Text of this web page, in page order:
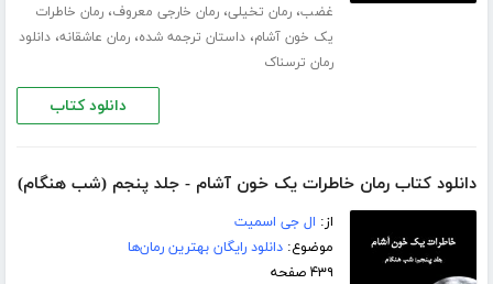
غضب،رمان تخیلی،رمان خارجی معروف،رمان خاطرات
یک خون آشام،داستان ترجمه شده،رمان عاشقانه،دانلود
رمان ترسناک
دانلود کتاب
دانلود کتاب رمان خاطرات یک خون آشام - جلد پنجم (شب هنگام)
از: ال جی اسمیت
موضوع:دانلود رایگان بهترین رمان‌ها
۴۳۹ صفحه